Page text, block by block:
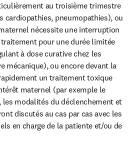
au troisième trimestre
cardiopathies, pneumopathies), ou
nécessite une interruption
pour une durée limitée
à dose curative chez les
mécanique), ou encore devant la
un traitement toxique
maternel (par exemple le
les modalités du déclenchement et
discutés au cas par cas avec les
en charge de la patiente et/ou de